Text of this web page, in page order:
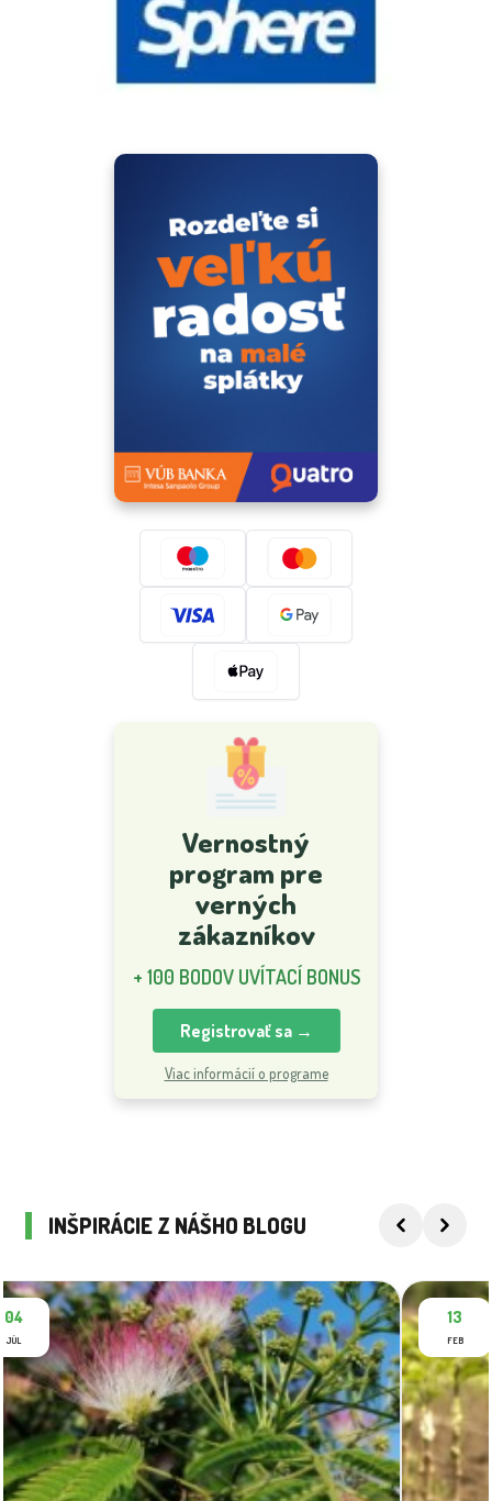
Vernostný
program pre
verných
zákazníkov
+ 100 BODOV UVÍTACÍ BONUS
Registrovať sa →
Viac informácií o programe
INŠPIRÁCIE Z NÁŠHO BLOGU
04
JÚL
13
FEB